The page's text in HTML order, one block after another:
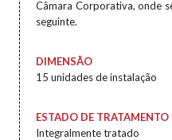
Câmara Corporativa, onde
seguinte.
DIMENSÃO
15 unidades de instalação
ESTADO DE TRATAMENTO
Integralmente tratado